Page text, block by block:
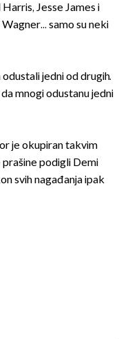
Jesse James i
samo su neki
jedni od drugih.
mnogi odustanu jedni
je okupiran takvim
prašine podigli Demi
svih nagađanja ipak